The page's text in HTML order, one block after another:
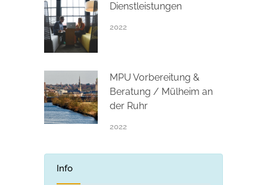
Dienstleistungen
2022
MPU Vorbereitung &
Beratung / Mülheim an
der Ruhr
2022
Info